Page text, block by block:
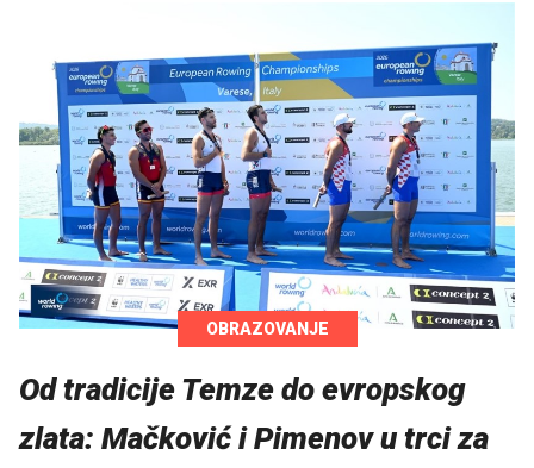
OBRAZOVANJE
Od tradicije Temze do evropskog
zlata: Mačković i Pimenov u trci za